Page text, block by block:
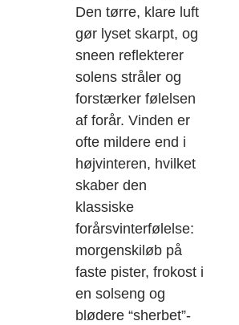
Den tørre, klare luft
gør lyset skarpt, og
sneen reflekterer
solens stråler og
forstærker følelsen
af forår. Vinden er
ofte mildere end i
højvinteren, hvilket
skaber den
klassiske
forårsvinterfølelse:
morgenskiløb på
faste pister, frokost i
en solseng og
blødere “sherbet”-